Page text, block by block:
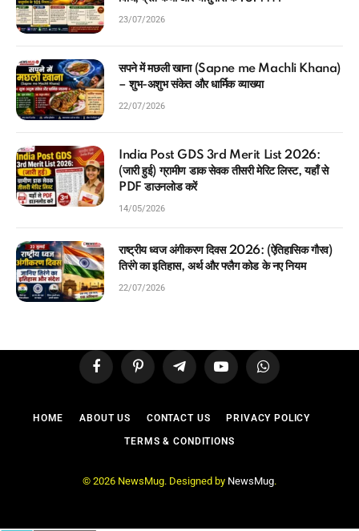
23/07/2026
सपने में मछली खाना (Sapne me Machli Khana)
– शुभ-अशुभ संकेत और धार्मिक व्याख्या
22/07/2026
India Post GDS 3rd Merit List 2026:
(जारी हुई) ग्रामीण डाक सेवक तीसरी मेरिट लिस्ट, यहाँ से
PDF डाउनलोड करें
14/05/2026
राष्ट्रीय ध्वज अंगीकरण दिवस 2026: (ऐतिहासिक गौरव)
तिरंगे का इतिहास, अर्थ और फ्लैग कोड के नए नियम
22/07/2026
FacebookPinterestTelegramYouTubeWhatsApp
HOME ABOUT US CONTACT US PRIVACY POLICY
TERMS & CONDITIONS
© 2026 NewsMug. Designed by NewsMug